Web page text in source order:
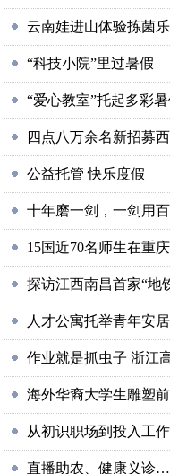
云南娃进山体验拣菌
“科技小院”里过暑假
“爱心教室”托起多彩
四点八万余名新招募
公益托管 快乐度假
十年磨一剑，一剑用
15国近70名师生在重
探访江西南昌首家“地
人才公寓托举青年安
作业就是抓虫子 浙江
海外华裔大学生雕塑
从初识职场到投入工
直播助农、健康义诊